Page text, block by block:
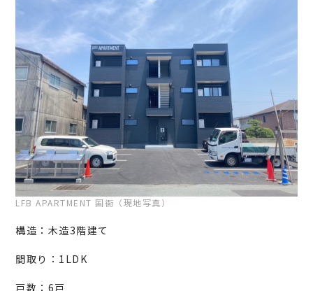
LFB APARTMENT 国衙（現地写真）
構造：木造3階建て
間取り：1LDK
戸数：6戸